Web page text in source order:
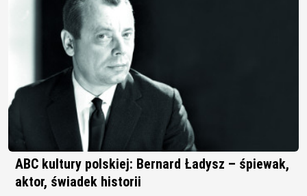
ABC kultury polskiej: Bernard Ładysz – śpiewak,
aktor, świadek historii